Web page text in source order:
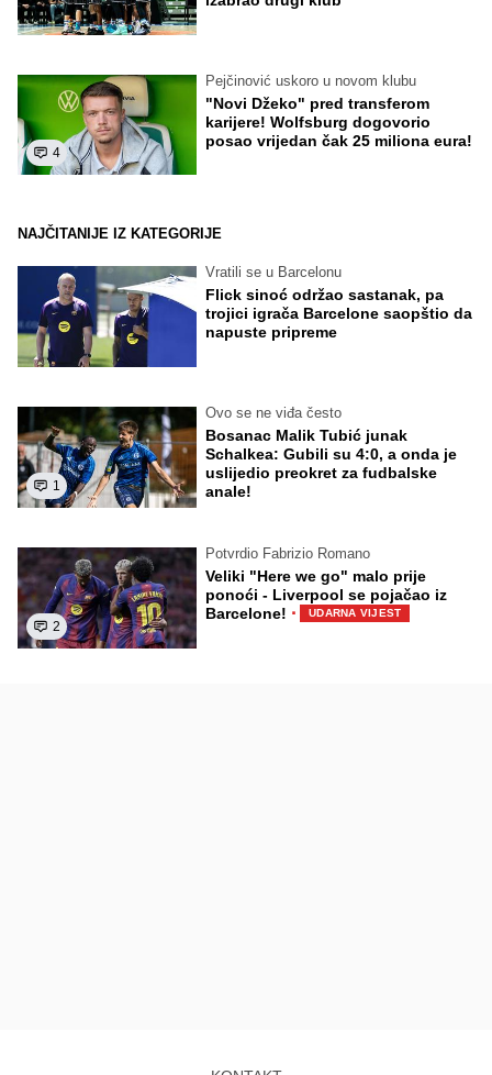
4
Pejčinović uskoro u novom klubu
"Novi Džeko" pred transferom
karijere! Wolfsburg dogovorio
posao vrijedan čak 25 miliona eura!
NAJČITANIJE IZ KATEGORIJE
Vratili se u Barcelonu
Flick sinoć održao sastanak, pa
trojici igrača Barcelone saopštio da
napuste pripreme
1
Ovo se ne viđa često
Bosanac Malik Tubić junak
Schalkea: Gubili su 4:0, a onda je
uslijedio preokret za fudbalske
anale!
2
Potvrdio Fabrizio Romano
Veliki "Here we go" malo prije
ponoći - Liverpool se pojačao iz
Barcelone! · UDARNA VIJEST